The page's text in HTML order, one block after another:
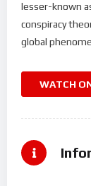
lesser-known
conspiracy
global
WATCH